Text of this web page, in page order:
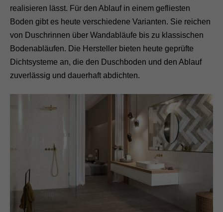
realisieren lässt. Für den Ablauf in einem gefliesten
Boden gibt es heute verschiedene Varianten. Sie reichen
von Duschrinnen über Wandabläufe bis zu klassischen
Bodenabläufen. Die Hersteller bieten heute geprüfte
Dichtsysteme an, die den Duschboden und den Ablauf
zuverlässig und dauerhaft abdichten.